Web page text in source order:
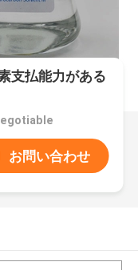
支払能力がある
お問い合わせ